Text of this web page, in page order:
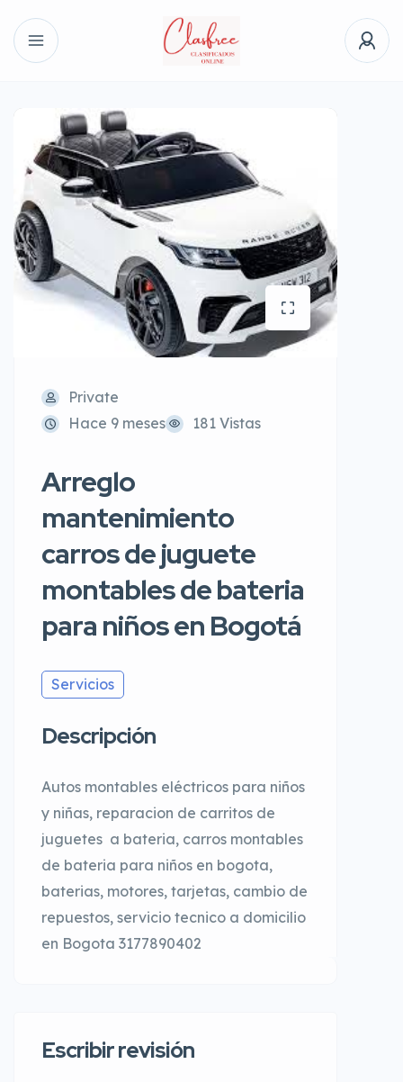
Private
Hace 9 meses
181 Vistas
Arreglo
mantenimiento
carros de juguete
montables de bateria
para niños en Bogotá
Servicios
Descripción
Autos montables eléctricos para niños
y niñas, reparacion de carritos de
juguetes a bateria, carros montables
de bateria para niños en bogota,
baterias, motores, tarjetas, cambio de
repuestos, servicio tecnico a domicilio
en Bogota 3177890402
Escribir revisión